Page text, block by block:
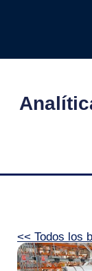
<< Todos los